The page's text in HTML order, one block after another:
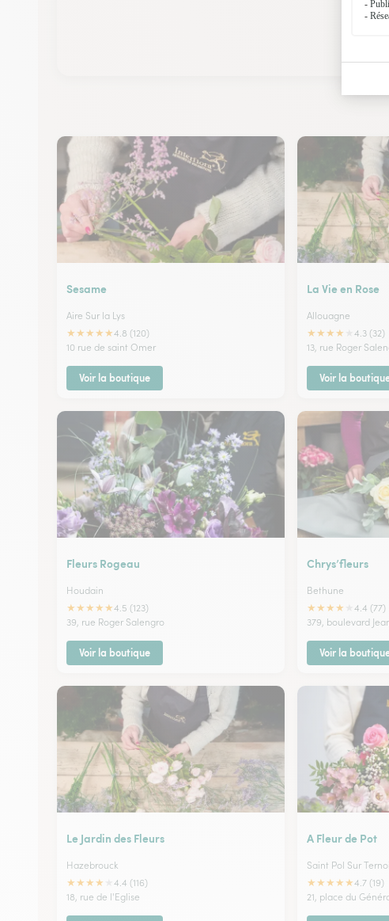
Sesame
Aire Sur la Lys
★★★★★4.8 (120)
10 rue de saint Omer
Voir la boutique
La Vie en Rose
Allouagne
★★★★
4.3 (32)
13, rue Roger
Voir la
Fleurs Rogeau
Houdain
★★★★★4.5 (123)
39, rue Roger Salengro
Voir la boutique
Chrys’fleurs
Bethune
★★★★
4.4 (77)
379, boulevard
Voir la
Le Jardin des Fleurs
Hazebrouck
★★★★
4.4 (116)
18, rue de l'Eglise
A Fleur de Pot
Saint Pol Sur
★★★★★4.7 (19)
21, place du